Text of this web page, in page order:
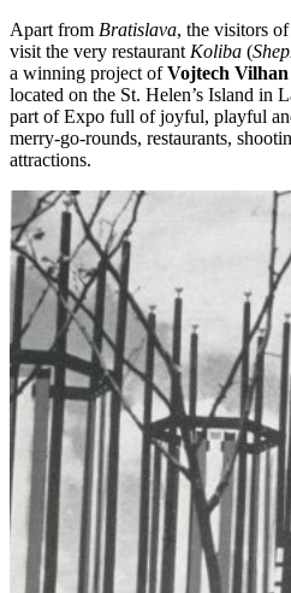
Apart from Bratislava, the visitors
visit the very restaurant Koliba (
a winning project ofVojtech Vilhan
located on the St. Helen’s Island in
part of Expo full of joyful, playful
merry-go-rounds, restaurants,
attractions.